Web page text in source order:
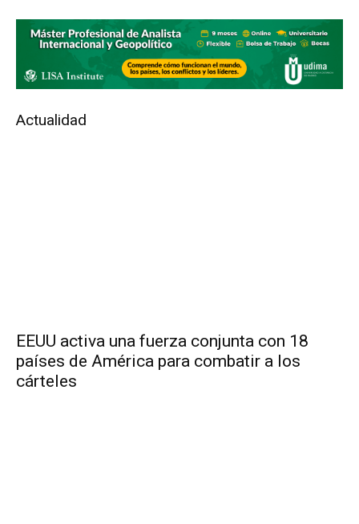
Actualidad
EEUU activa una fuerza conjunta con 18
países de América para combatir a los
cárteles